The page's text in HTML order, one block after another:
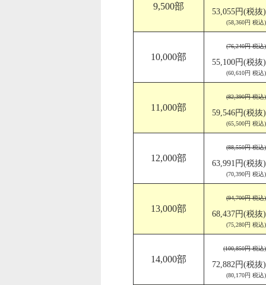
9,500部
53,055円(税抜)
(58,360円 税込)
10,000部
(76,240円 税込)
55,100円(税抜)
(60,610円 税込)
11,000部
(82,390円 税込)
59,546円(税抜)
(65,500円 税込)
12,000部
(88,550円 税込)
63,991円(税抜)
(70,390円 税込)
13,000部
(94,700円 税込)
68,437円(税抜)
(75,280円 税込)
14,000部
(100,850円 税込)
72,882円(税抜)
(80,170円 税込)